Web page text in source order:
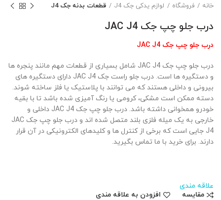
خانه فروشگاه لوازم یدکی جک J4 قطعات بدنه جک J4
درب جلو چپ جک JAC J4
درب جلو چپ جک JAC J4
درب جلو چپ جک JAC J4 شامل بسیاری از قطعات مهم مانند پنجره ها
و دستگیره ها است. درب جلو راست جک JAC J4 دارای دستگیره های
بیرونی و داخلی هستند که می توانند با پلاستیک یا فلز ساخته شوند.
دسته ممکن است مشکی، کرومی یا رنگ آمیزی شده باشد تا با بقیه
خودرو همخوانی داشته باشد. درب جلو چپ جک JAC J4 داخلی و
خارجی به یک میله فلزی بلند متصل شده اند و درب جلو چپ جک JAC
J4 جایی است که برخی از کنترل ها و کلیدهای الکترونیکی در آن قرار
دارند. برای خرید با ما تماس بگیرید.
علاقه مندی
مقایسه
افزودن به علاقه مندی